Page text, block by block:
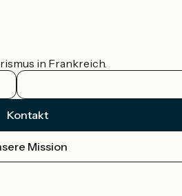
in Frankreich.
Kontakt
Mission